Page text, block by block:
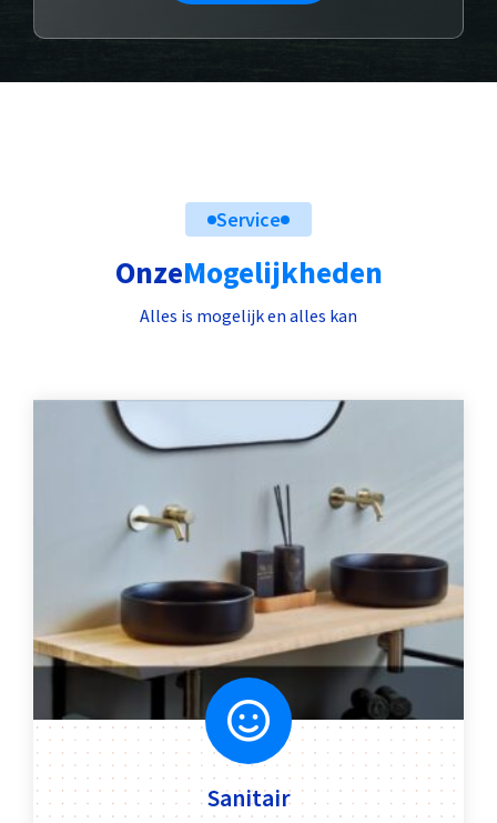
Service
OnzeMogelijkheden
Alles is mogelijk en alles kan
Sanitair